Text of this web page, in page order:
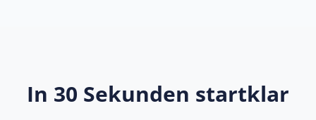
In 30 Sekunden startklar